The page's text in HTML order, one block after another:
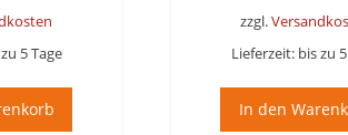
5 Tage
zzgl.
Lieferzeit: bis zu
In den